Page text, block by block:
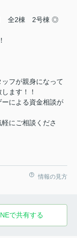
全2棟 2号棟 ◎
フが親身になって
ます！！
による資金相談が
にご相談くださ
情報の見方
で共有する